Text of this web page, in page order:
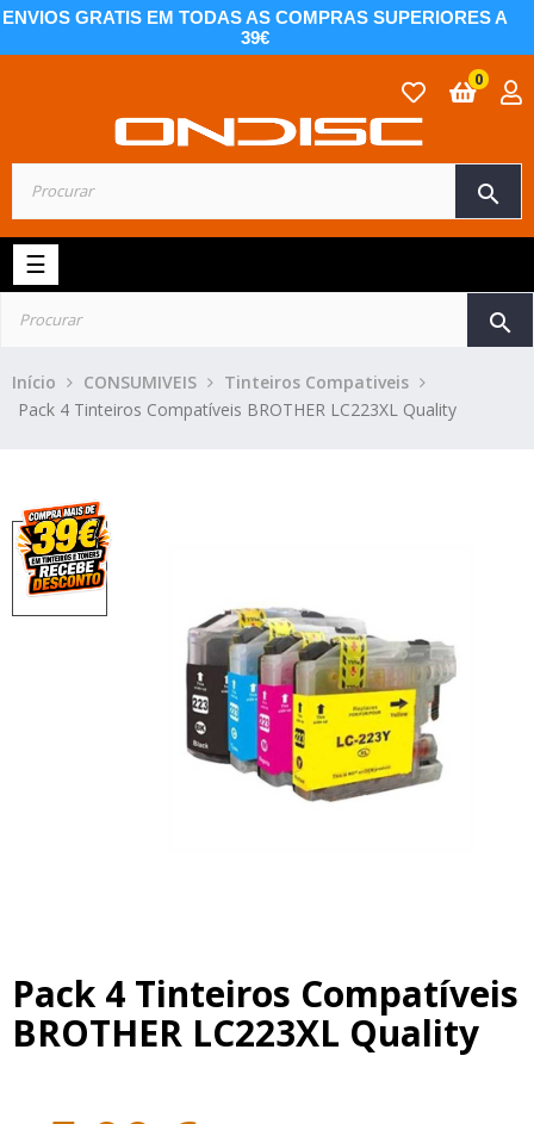
ENVIOS GRATIS EM TODAS AS COMPRAS SUPERIORES A
39€
search
0
Toggle
navigation
☰
search
Início CONSUMIVEIS
Tinteiros Compativeis
Pack 4 Tinteiros Compatíveis BROTHER LC223XL Quality
Pack 4 Tinteiros Compatíveis
BROTHER LC223XL Quality